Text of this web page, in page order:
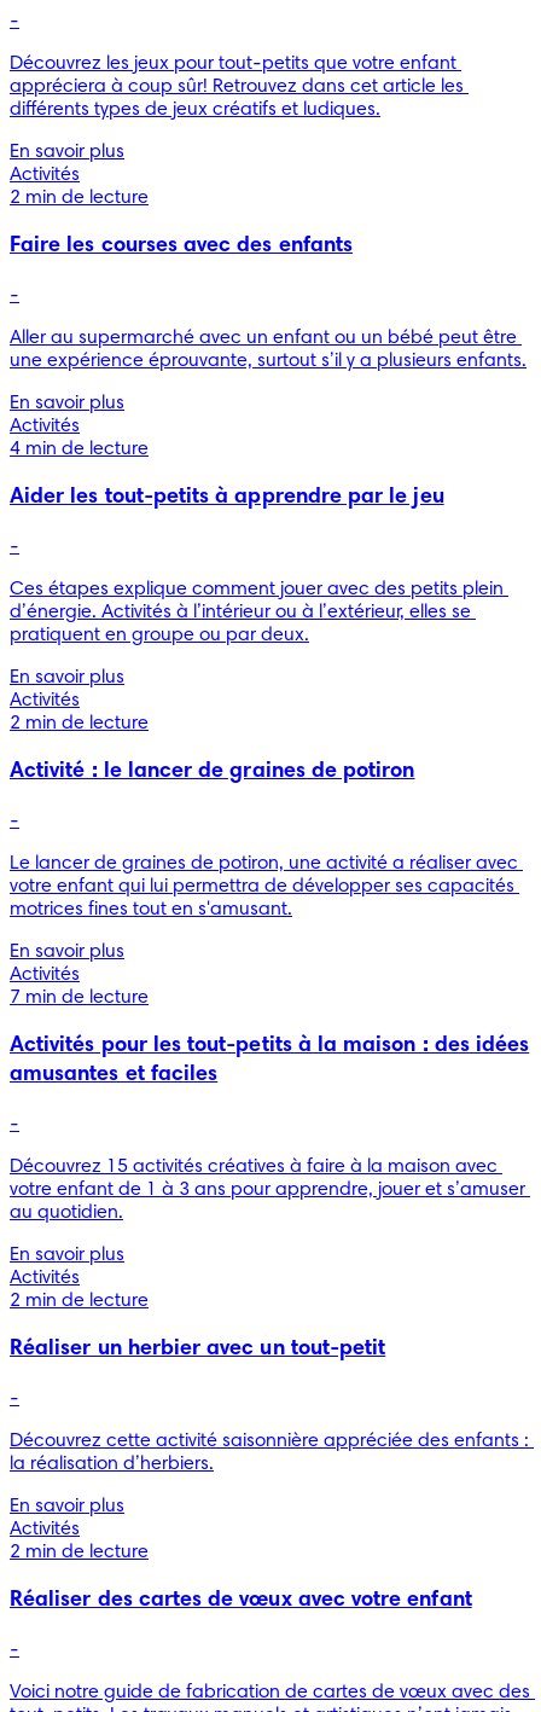
-
Découvrez les jeux pour tout-petits que votre enfant
appréciera à coup sûr! Retrouvez dans cet article les
différents types de jeux créatifs et ludiques.
En savoir plus
Activités
2 min de lecture
Faire les courses avec des enfants
-
Aller au supermarché avec un enfant ou un bébé peut être
une expérience éprouvante, surtout s’il y a plusieurs enfants.
En savoir plus
Activités
4 min de lecture
Aider les tout-petits à apprendre par le jeu
-
Ces étapes explique comment jouer avec des petits plein
d’énergie. Activités à l’intérieur ou à l’extérieur, elles se
pratiquent en groupe ou par deux.
En savoir plus
Activités
2 min de lecture
Activité : le lancer de graines de potiron
-
Le lancer de graines de potiron, une activité a réaliser avec
votre enfant qui lui permettra de développer ses capacités
En savoir plus
Activités
7 min de lecture
Activités pour les tout-petits à la maison : des idées
amusantes et faciles
-
Découvrez 15 activités créatives à faire à la maison avec
votre enfant de 1 à 3 ans pour apprendre, jouer et s’amuser
au quotidien.
En savoir plus
Activités
2 min de lecture
Réaliser un herbier avec un tout-petit
-
Découvrez cette activité saisonnière appréciée des enfants :
la réalisation d’herbiers.
En savoir plus
Activités
2 min de lecture
Réaliser des cartes de vœux avec votre enfant
-
Voici notre guide de fabrication de cartes de vœux avec des